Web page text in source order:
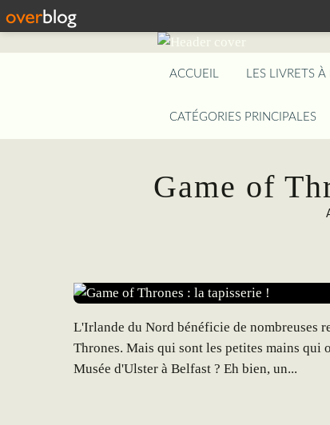
ACCUEIL LES LIVRETS À
CATÉGORIES PRINCIPALES
Game of
L'Irlande du Nord bénéficie de nombreuses
Thrones. Mais qui sont les petites mains qui
Musée d'Ulster à Belfast ? Eh bien, un...